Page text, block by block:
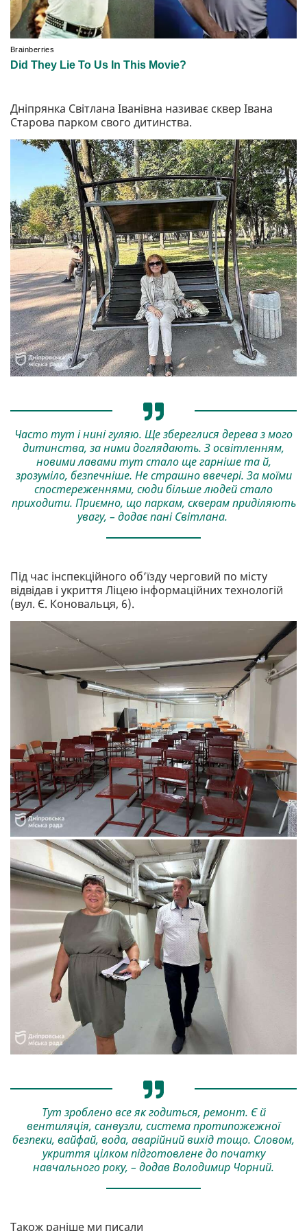
Дніпрянка Світлана Іванівна називає сквер Івана
Старова парком свого дитинства.
Часто тут і нині гуляю. Ще збереглися дерева з мого
дитинства, за ними доглядають. З освітленням,
новими лавами тут стало ще гарніше та й,
зрозуміло, безпечніше. Не страшно ввечері. За моїми
спостереженнями, сюди більше людей стало
приходити. Приємно, що паркам, скверам приділяють
увагу, – додає пані Світлана.
Під час інспекційного об’їзду черговий по місту
відвідав і укриття Ліцею інформаційних технологій
(вул. Є. Коновальця, 6).
Тут зроблено все як годиться, ремонт. Є й
вентиляція, санвузли, система протипожежної
безпеки, вайфай, вода, аварійний вихід тощо. Словом,
укриття цілком підготовлене до початку
навчального року, – додав Володимир Чорний.
Також раніше ми писали